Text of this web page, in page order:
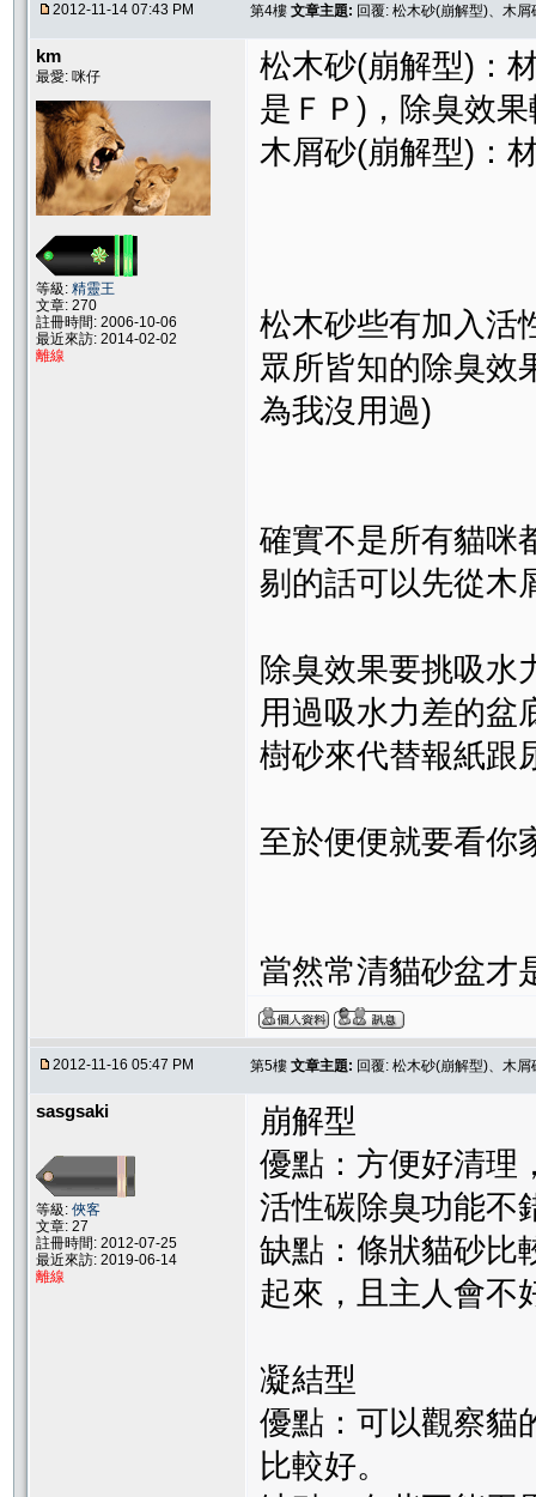
2012-11-14 07:43 PM 第4樓 文章主題: 回覆: 松木砂(崩解型)、木
km
最愛: 咪仔
等級: 精靈王
文章: 270
註冊時間: 2006-10-06
最近來訪: 2014-02-02
離線
松木砂(崩解型)：
是ＦＰ)，除臭效
木屑砂(崩解型)：
松木砂些有加入活
眾所皆知的除臭效
為我沒用過)
確實不是所有貓咪
剔的話可以先從木
除臭效果要挑吸水
用過吸水力差的盆
樹砂來代替報紙跟
至於便便就要看你
當然常清貓砂盆才
2012-11-16 05:47 PM 第5樓 文章主題: 回覆: 松木砂(崩解型)、木
sasgsaki
等級: 俠客
文章: 27
註冊時間: 2012-07-25
最近來訪: 2019-06-14
離線
崩解型
優點：方便好清理
活性碳除臭功能不
缺點：條狀貓砂比
起來，且主人會不
凝結型
優點：可以觀察貓
比較好。